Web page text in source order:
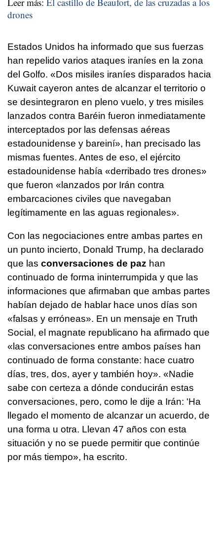
drones
Estados Unidos ha informado que sus fuerzas
han repelido varios ataques iraníes en la zona
del Golfo. «Dos misiles iraníes disparados hacia
Kuwait cayeron antes de alcanzar el territorio o
se desintegraron en pleno vuelo, y tres misiles
lanzados contra Baréin fueron inmediatamente
interceptados por las defensas aéreas
estadounidense y bareiní», han precisado las
mismas fuentes. Antes de eso, el ejército
estadounidense había «derribado tres drones»
que fueron «lanzados por Irán contra
embarcaciones civiles que navegaban
legítimamente en las aguas regionales».
Con las negociaciones entre ambas partes en
un punto incierto, Donald Trump, ha declarado
que las conversaciones de paz han
continuado de forma ininterrumpida y que las
informaciones que afirmaban que ambas partes
habían dejado de hablar hace unos días son
«falsas y erróneas». En un mensaje en Truth
Social, el magnate republicano ha afirmado que
«las conversaciones entre ambos países han
continuado de forma constante: hace cuatro
días, tres, dos, ayer y también hoy». «Nadie
sabe con certeza a dónde conducirán estas
conversaciones, pero, como le dije a Irán: 'Ha
llegado el momento de alcanzar un acuerdo, de
una forma u otra. Llevan 47 años con esta
situación y no se puede permitir que continúe
por más tiempo», ha escrito.